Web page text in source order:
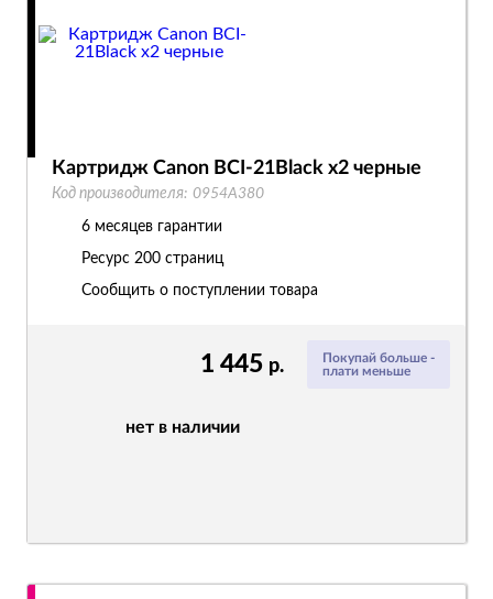
Покупай больше -
плати меньше
1 445 р.
нет в наличии
Картридж Canon BCI-21Black x2 черные
Код производителя: 0954A380
6 месяцев гарантии
Ресурс 200 страниц
Сообщить о поступлении товара